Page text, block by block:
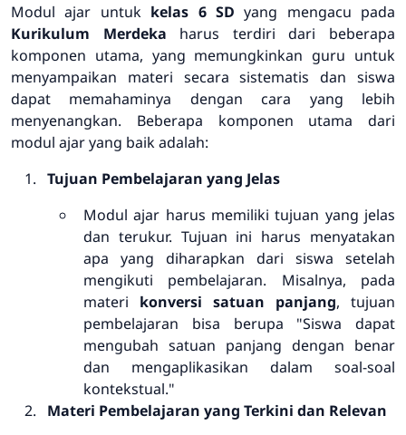
Modul ajar untuk kelas 6 SD yang mengacu pada
Kurikulum Merdeka harus terdiri dari beberapa
komponen utama, yang memungkinkan guru untuk
menyampaikan materi secara sistematis dan siswa
dapat memahaminya dengan cara yang lebih
menyenangkan. Beberapa komponen utama dari
modul ajar yang baik adalah:
Tujuan Pembelajaran yang Jelas
Modul ajar harus memiliki tujuan yang jelas
dan terukur. Tujuan ini harus menyatakan
apa yang diharapkan dari siswa setelah
mengikuti pembelajaran. Misalnya, pada
materi konversi satuan panjang, tujuan
pembelajaran bisa berupa "Siswa dapat
mengubah satuan panjang dengan benar
dan mengaplikasikan dalam soal-soal
kontekstual."
Materi Pembelajaran yang Terkini dan Relevan